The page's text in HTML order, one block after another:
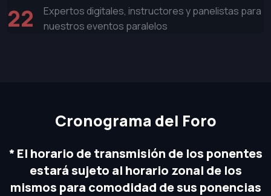
22
Expertos digitales, instructores y panelistas para
nuestros eventos paralelos
Cronograma del Foro
* El horario de transmisión de los ponentes
estará sujeto al horario zonal de los
mismos para comodidad de sus ponencias